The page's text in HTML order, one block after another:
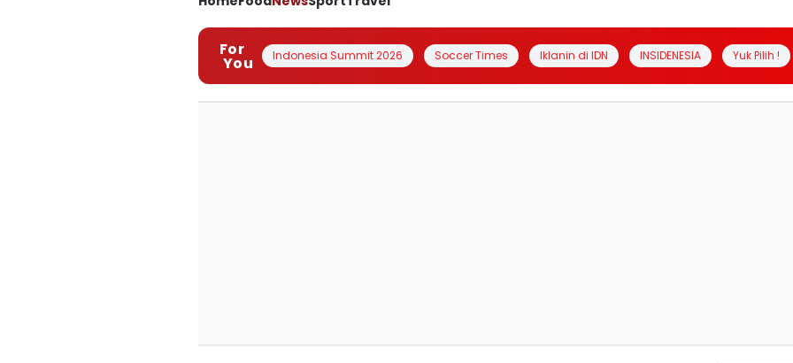
For
You Indonesia Summit 2026 Soccer Times Iklanin di IDN INSIDENESIA Yuk Pilih !